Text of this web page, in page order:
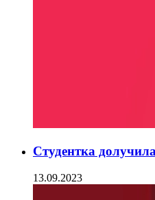
Студентка
13.09.2023